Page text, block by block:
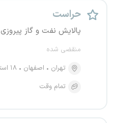
حراست
پالایش نفت و گاز پیروزی
منقضی شده
تهران
اصفهان
۱۸ استان دیگر
تمام وقت